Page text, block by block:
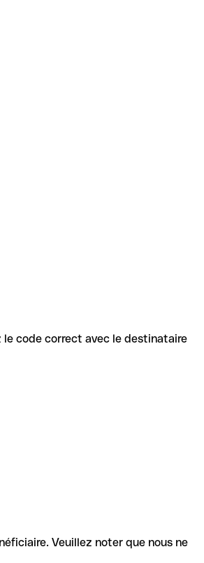
code correct avec le destinataire
Veuillez noter que nous ne